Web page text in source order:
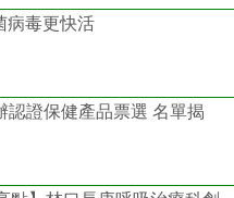
病毒更快活
認證保健產品票選 名單揭